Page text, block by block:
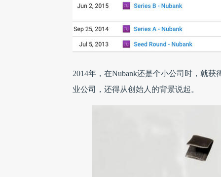
2014年，在Nubank还是个小公司时，就
业公司，还得从创始人的背景说起。